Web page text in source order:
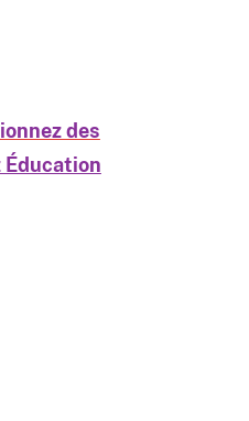
des
Éducation